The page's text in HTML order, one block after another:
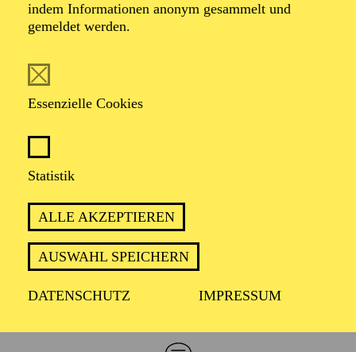
indem Informationen anonym gesammelt und
gemeldet werden.
Essenzielle Cookies
Statistik
ALLE AKZEPTIEREN
AUSWAHL SPEICHERN
DATENSCHUTZ IMPRESSUM
BEST OF WALZERKÖNIG JOHANN
PREMIERE
25. Oktober 2025
WIEDERAUFNAHME